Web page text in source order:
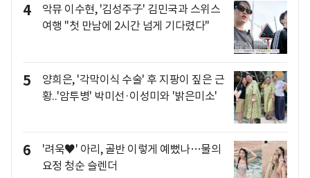
4
악뮤 이수현, '김성주子' 김민국과 스위스
여행 "첫 만남에 2시간 넘게 기다렸다"
5
양희은, '각막이식 수술' 후 지팡이 짚은 근
황..'암투병' 박미선·이성미와 '밝은미소'
6
'려욱♥' 아리, 골반 이렇게 예뻤나…물의
요정 청순 슬렌더